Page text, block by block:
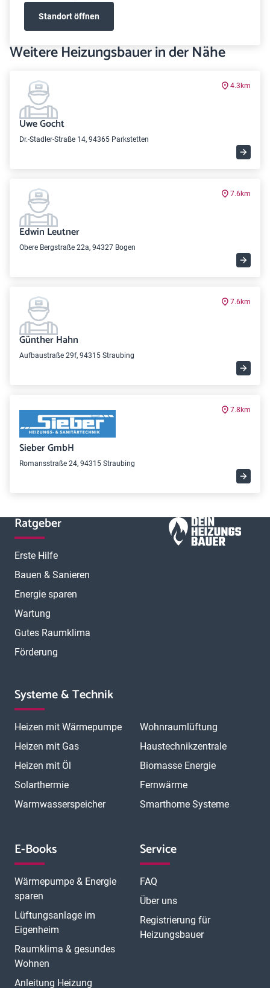
Standort öffnen
Weitere Heizungsbauer in der Nähe
4.3km
Uwe Gocht
Dr.-Stadler-Straße 14, 94365 Parkstetten
7.6km
Edwin Leutner
Obere Bergstraße 22a, 94327 Bogen
7.6km
Günther Hahn
Aufbaustraße 29f, 94315 Straubing
7.8km
Sieber GmbH
Romansstraße 24, 94315 Straubing
Ratgeber
Erste Hilfe
Bauen & Sanieren
Energie sparen
Wartung
Gutes Raumklima
Förderung
Systeme & Technik
Heizen mit Wärmepumpe
Heizen mit Gas
Heizen mit Öl
Solarthermie
Warmwasserspeicher
Wohnraumlüftung
Haustechnikzentrale
Biomasse Energie
Fernwärme
Smarthome Systeme
E-Books
Wärmepumpe & Energie
sparen
Lüftungsanlage im
Eigenheim
Raumklima & gesundes
Wohnen
Anleitung Heizung
Service
FAQ
Über uns
Registrierung für
Heizungsbauer